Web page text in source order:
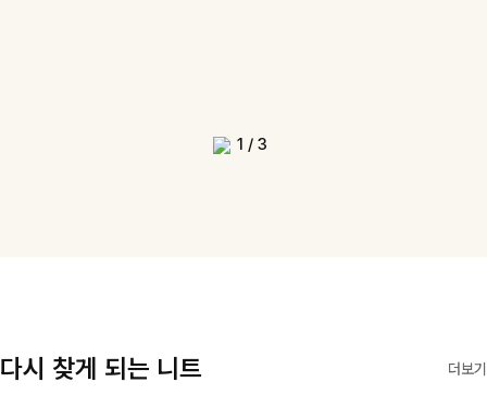
1 / 3
다시 찾게 되는 니트 더보기